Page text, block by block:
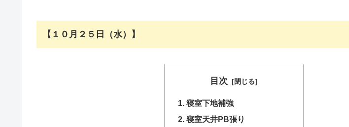
【１０月２５日（水）】
目次
寝室下地補強
寝室天井PB張り